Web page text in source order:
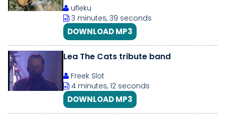
ufleku
3 minutes, 39 seconds
DOWNLOAD MP3
Lea The Cats tribute band
Freek Slot
4 minutes, 12 seconds
DOWNLOAD MP3